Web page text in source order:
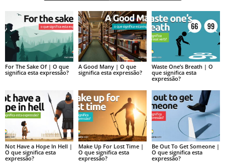
For The Sake Of | O que
significa esta expressão?
A Good Many | O que
significa esta expressão?
Waste One’s Breath | O
que significa esta
expressão?
Not Have a Hope In Hell |
O que significa esta
expressão?
Make Up For Lost Time |
O que significa esta
expressão?
Be Out To Get Someone |
O que significa esta
expressão?